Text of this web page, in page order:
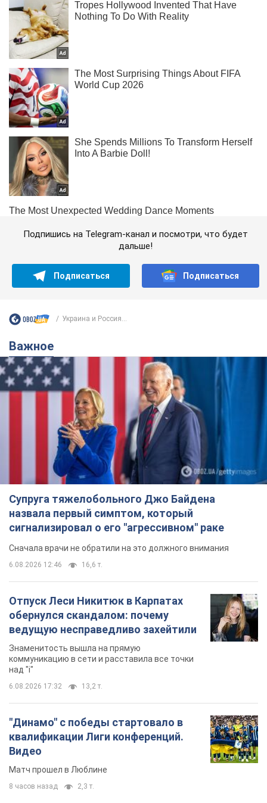
Подпишись на Telegram-канал и посмотри, что будет
дальше!
Подписаться Подписаться
Украина и Россия...
Важное
Супруга тяжелобольного Джо Байдена
назвала первый симптом, который
сигнализировал о его "агрессивном" раке
Сначала врачи не обратили на это должного внимания
6.08.2026 12:46 16,6 т.
Отпуск Леси Никитюк в Карпатах
обернулся скандалом: почему
ведущую несправедливо захейтили
Знаменитость вышла на прямую
коммуникацию в сети и расставила все точки
над "i"
6.08.2026 17:32 13,2 т.
"Динамо" с победы стартовало в
квалификации Лиги конференций.
Видео
Матч прошел в Люблине
8 часов назад 2,3 т.